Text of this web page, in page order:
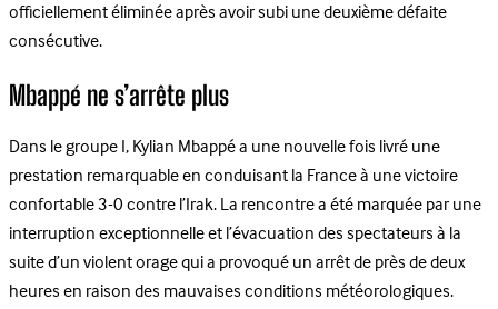
officiellement éliminée après avoir subi une deuxième défaite
consécutive.
Mbappé ne s’arrête plus
Dans le groupe I, Kylian Mbappé a une nouvelle fois livré une
prestation remarquable en conduisant la France à une victoire
confortable 3-0 contre l’Irak. La rencontre a été marquée par une
interruption exceptionnelle et l’évacuation des spectateurs à la
suite d’un violent orage qui a provoqué un arrêt de près de deux
heures en raison des mauvaises conditions météorologiques.